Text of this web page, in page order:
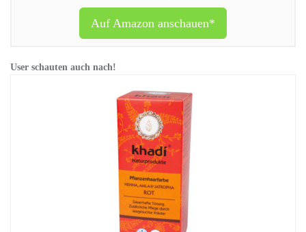
Auf Amazon anschauen*
User schauten auch nach!